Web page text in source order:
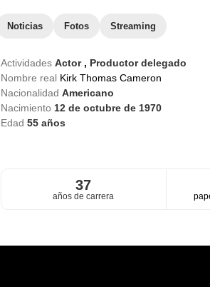
Noticias Fotos Streaming
Actividades Actor , Productor delegado
Nombre real Kirk Thomas Cameron
Nacionalidad Americano
Nacimiento 12 de octubre de 1970
Edad 55años
37
años de carrera